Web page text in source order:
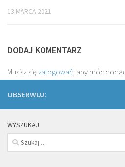
13 MARCA 2021
DODAJ KOMENTARZ
Musisz się zalogować, aby móc
OBSERWUJ:
WYSZUKAJ
Szukaj: